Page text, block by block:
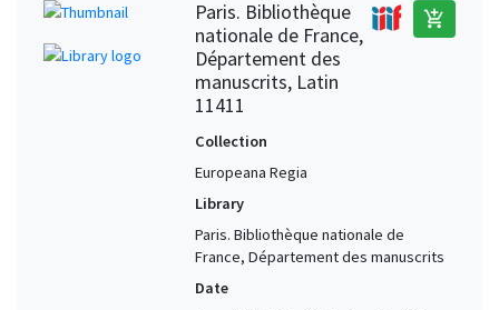
Paris. Bibliothèque
nationale de France,
Département des
manuscrits, Latin
11411
add_shopping_cart
Collection
Europeana Regia
Library
Paris. Bibliothèque nationale de
France, Département des manuscrits
Date